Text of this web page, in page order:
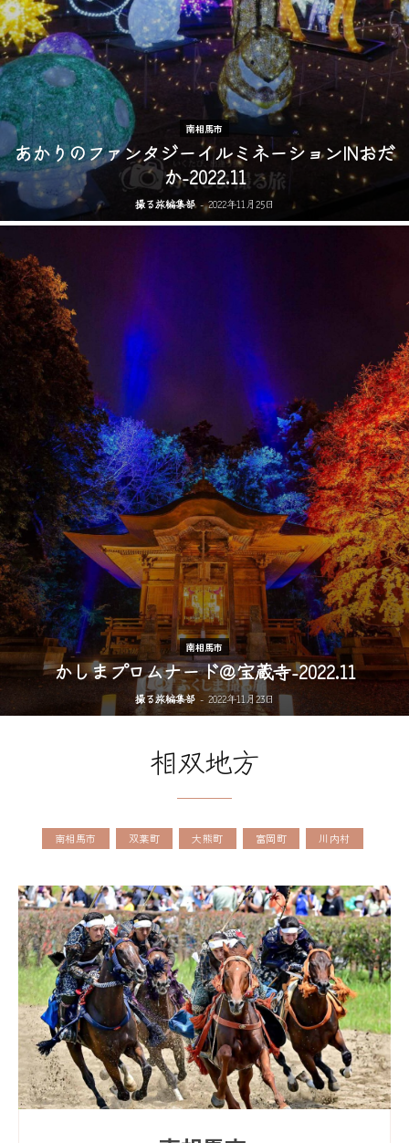
南相馬市
あかりのファンタジーイルミネーションINおだ
か-2022.11
撮る旅編集部 - 2022年11月25日
南相馬市
かしまプロムナード＠宝蔵寺-2022.11
撮る旅編集部 - 2022年11月23日
相双地方
南相馬市 双葉町 大熊町 富岡町 川内村